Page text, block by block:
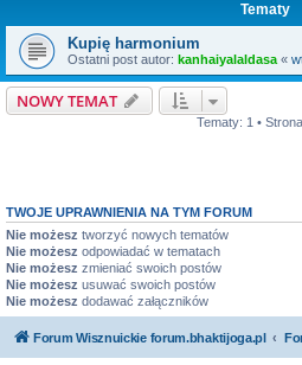
Tematy
Kupię harmonium
Ostatni post autor: kanhaiyalaldasa «
NOWY TEMAT
Tematy: 1 • Strona
TWOJE UPRAWNIENIA NA TYM FORUM
Nie możesz tworzyć nowych tematów
Nie możesz odpowiadać w tematach
Nie możesz zmieniać swoich postów
Nie możesz usuwać swoich postów
Nie możesz dodawać załączników
Forum Wisznuickie forum.bhaktijoga.pl